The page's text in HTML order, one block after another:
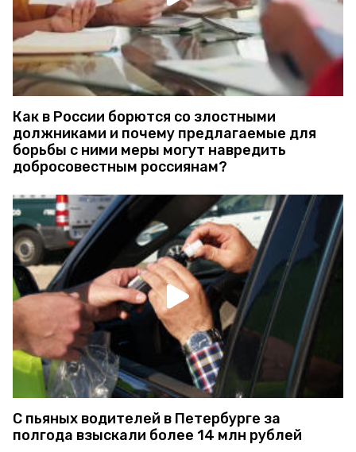
Как в России борются со злостными
должниками и почему предлагаемые для
борьбы с ними меры могут навредить
добросовестным россиянам?
С пьяных водителей в Петербурге за
полгода взыскали более 14 млн рублей